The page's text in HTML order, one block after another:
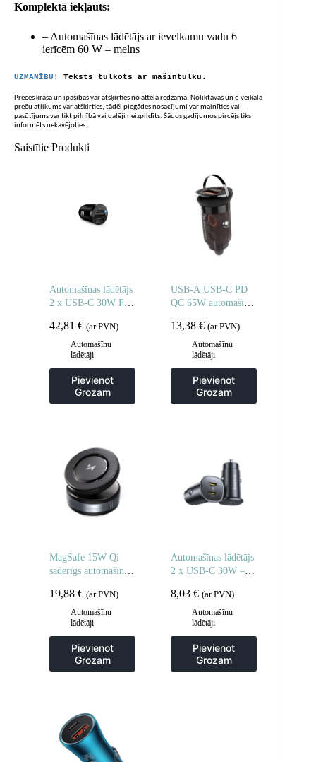
Komplektā iekļauts:
– Automašīnas lādētājs ar ievelkamu vadu 6
ierīcēm 60 W – melns
UZMANĪBU! Teksts tulkots ar mašīntulku.
Preces krāsa un īpašības var atšķirties no attēlā redzamā. Noliktavas un e-veikala
preču atlikums var atšķirties, tādēļ piegādes nosacījumi var mainīties vai
pasūtījums var tikt pilnībā vai daļēji neizpildīts. Šādos gadījumos pircējs tiks
informēts nekavējoties.
Saistītie Produkti
Automašīnas lādētājs
2 x USB-C 30W PD
42,81 € (ar PVN)
Automašīnu
lādētāji
Pievienot
Grozam
USB-A USB-C PD
QC 65W automašīnas
13,38€ (ar PVN)
Automašīnu
lādētāji
Pievienot
Grozam
MagSafe 15W Qi
saderīgs automašīnas
melns
19,88 € (ar PVN)
Automašīnu
lādētāji
Pievienot
Grozam
Automašīnas lādētājs
2 x USB-C 30W –
8,03€ (ar PVN)
Automašīnu
lādētāji
Pievienot
Grozam